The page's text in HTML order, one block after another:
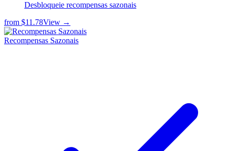
Desbloqueie recompensas sazonais
from $11.78View →
Recompensas Sazonais